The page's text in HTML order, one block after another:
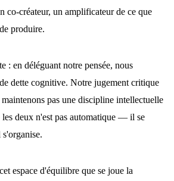
co-créateur, un amplificateur de ce que
produire.
: en déléguant notre pensée, nous
dette cognitive. Notre jugement critique
pas une discipline intellectuelle
deux n'est pas automatique — il se
espace d'équilibre que se joue la